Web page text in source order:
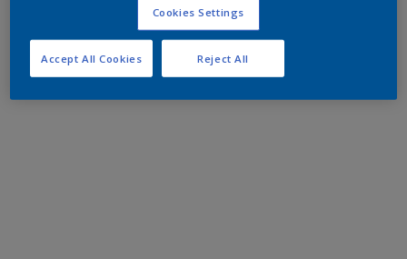
Cookies Settings
Reject All
Accept All Cookies